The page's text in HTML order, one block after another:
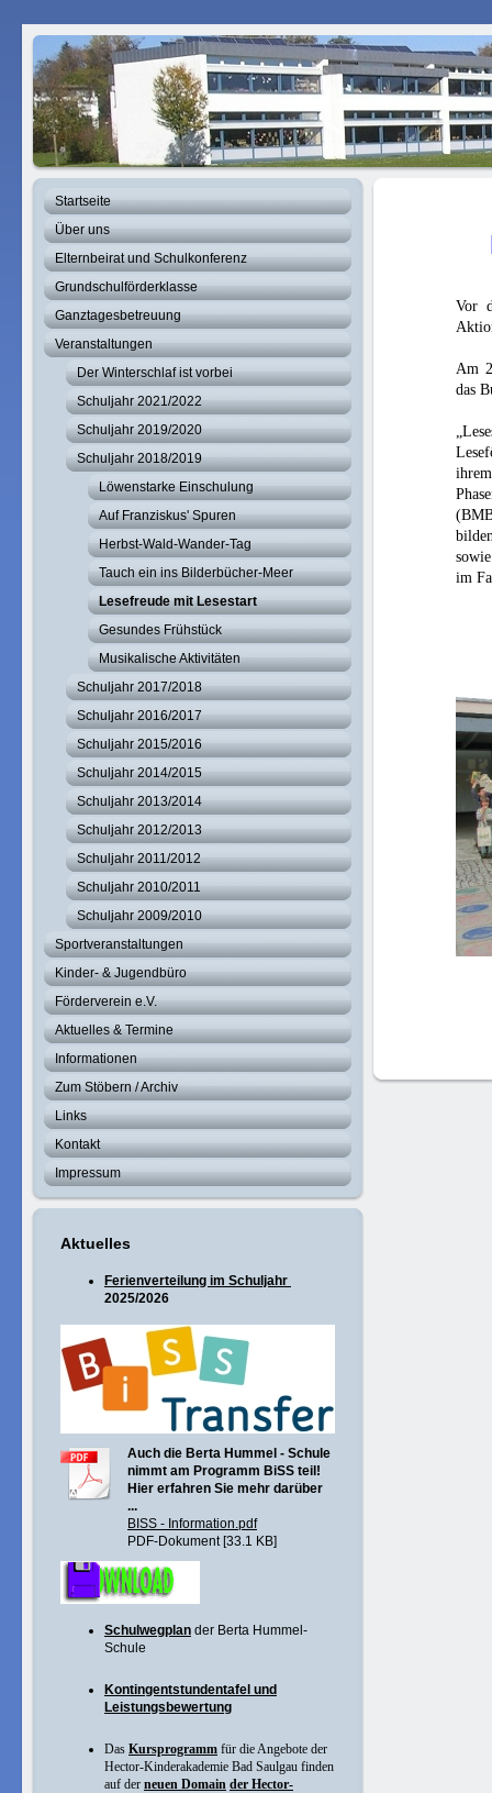
Startseite
Über uns
Elternbeirat und Schulkonferenz
Grundschulförderklasse
Ganztagesbetreuung
Veranstaltungen
Der Winterschlaf ist vorbei
Schuljahr 2021/2022
Schuljahr 2019/2020
Schuljahr 2018/2019
Löwenstarke Einschulung
Auf Franziskus' Spuren
Herbst-Wald-Wander-Tag
Tauch ein ins Bilderbücher-Meer
Lesefreude mit Lesestart
Gesundes Frühstück
Musikalische Aktivitäten
Schuljahr 2017/2018
Schuljahr 2016/2017
Schuljahr 2015/2016
Schuljahr 2014/2015
Schuljahr 2013/2014
Schuljahr 2012/2013
Schuljahr 2011/2012
Schuljahr 2010/2011
Schuljahr 2009/2010
Sportveranstaltungen
Kinder- & Jugendbüro
Förderverein e.V.
Aktuelles & Termine
Informationen
Zum Stöbern / Archiv
Links
Kontakt
Impressum
Aktuelles
Ferienverteilung im Schuljahr
2025/2026
Auch die Berta Hummel - Schule
nimmt am Programm BiSS teil!
Hier erfahren Sie mehr darüber
...
BISS - Information.pdf
PDF-Dokument [33.1 KB]
Schulwegplan der Berta Hummel-
Schule
Kontingentstundentafel und
Leistungsbewertung
Das Kursprogramm für die Angebote der
Hector-Kinderakademie Bad Saulgau finden
auf der neuen Domain der Hector-
Vor
Am
das
im